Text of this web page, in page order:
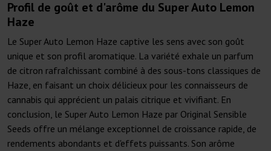
Profil de goût et d'arôme du Super Auto Lemon
Haze
Le Super Auto Lemon Haze captive les sens avec son goût
unique et son profil aromatique. La variété exhale un parfum
de citron rafraîchissant combiné à des sous-tons classiques de
Haze, en faisant un choix délicieux pour les connaisseurs de
cannabis qui apprécient un palais citrique et vivifiant. En
conclusion, le Super Auto Lemon Haze par Original Sensible
Seeds offre un mélange exceptionnel de croissance rapide, de
rendements abondants et d'effets puissants. Son arôme